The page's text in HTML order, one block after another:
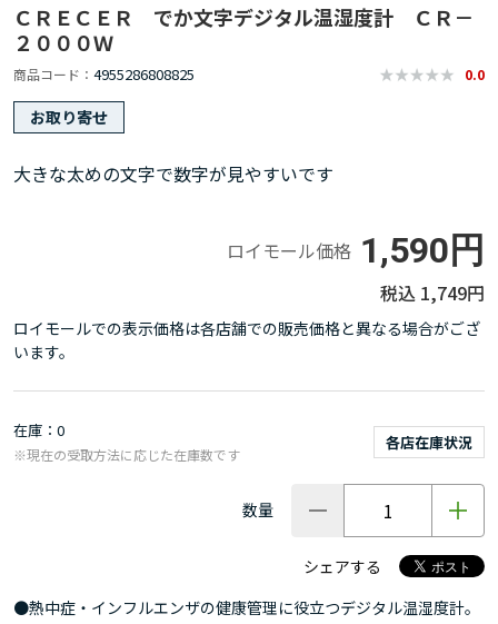
ＣＲＥＣＥＲ でか文字デジタル温湿度計 ＣＲ－
２０００Ｗ
商品コード 4955286808825 0.0
お取り寄せ
大きな太めの文字で数字が見やすいです
ロイモール価格 1,590円
1,749円
ロイモールでの表示価格は各店舗での販売価格と異なる場合がござ
います。
在庫 0
各店在庫状況
※現在の受取方法に応じた在庫数です
数量
シェアする
●熱中症・インフルエンザの健康管理に役立つデジタル温湿度計。